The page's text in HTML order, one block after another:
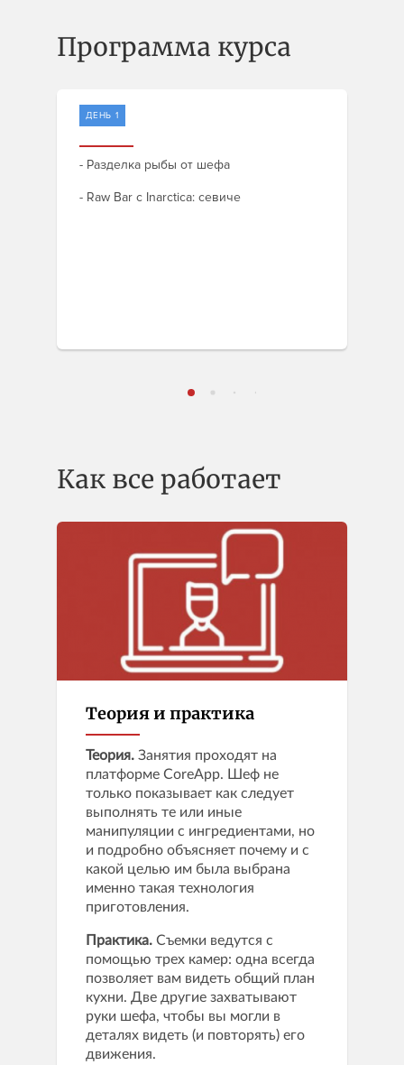
Программа курса
ДЕНЬ 1
- Разделка рыбы от шефа
- Raw Bar с Inarctica: севиче
Как все работает
Теория и практика
Теория.Занятия проходят на
платформе CoreApp. Шеф не
только показывает как следует
выполнять те или иные
манипуляции с ингредиентами, но
и подробно объясняет почему и с
какой целью им была выбрана
именно такая технология
приготовления.
Практика.Съемки ведутся с
помощью трех камер: одна всегда
позволяет вам видеть общий план
кухни. Две другие захватывают
руки шефа, чтобы вы могли в
деталях видеть (и повторять) его
движения.